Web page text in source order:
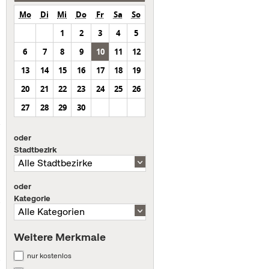
Mo Di Mi Do Fr Sa
So
1
2 3 4
5
6
7 8 9 10 11
12
13
14 15 16 17 18
19
20
21 22 23 24 25
26
27
28 29 30
oder
Stadtbezirk
oder
Kategorie
Weitere Merkmale
nur kostenlos